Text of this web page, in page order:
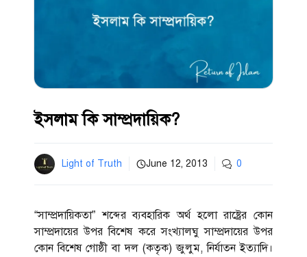
ইসলাম কি সাম্প্রদায়িক?
Light of Truth June 12, 2013 0
“সাম্প্রদায়িকতা” শব্দের ব্যবহারিক অর্থ হলো রাষ্ট্রের কোন
সাম্প্রদায়ের উপর বিশেষ করে সংখ্যালঘু সাম্প্রদায়ের উপর
কোন বিশেষ গোষ্ঠী বা দল (কতৃক) জুলুম, নির্যাতন ইত্যাদি।